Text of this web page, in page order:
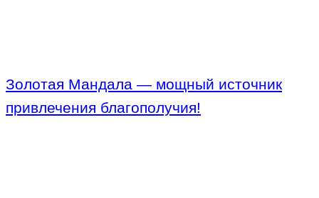
Золотая Мандала — мощный источник
привлечения благополучия!